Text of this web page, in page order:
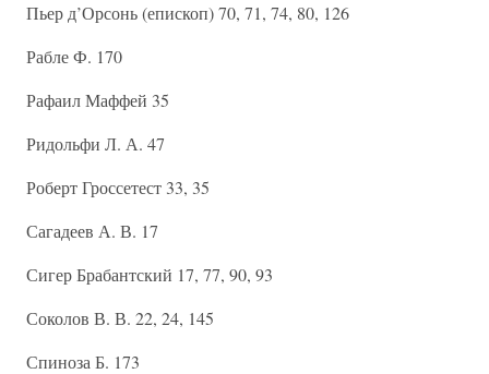
Пьер д’Орсонь (епископ) 70, 71, 74, 80, 126
Рабле Ф. 170
Рафаил Маффей 35
Ридольфи Л. А. 47
Роберт Гроссетест 33, 35
Сагадеев А. В. 17
Сигер Брабантский 17, 77, 90, 93
Соколов В. В. 22, 24, 145
Спиноза Б. 173